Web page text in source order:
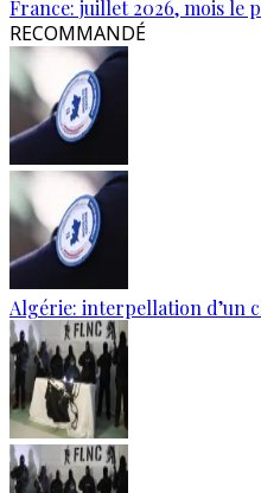
France: juillet 2026, mois le
RECOMMANDÉ
Algérie: interpellation d’un